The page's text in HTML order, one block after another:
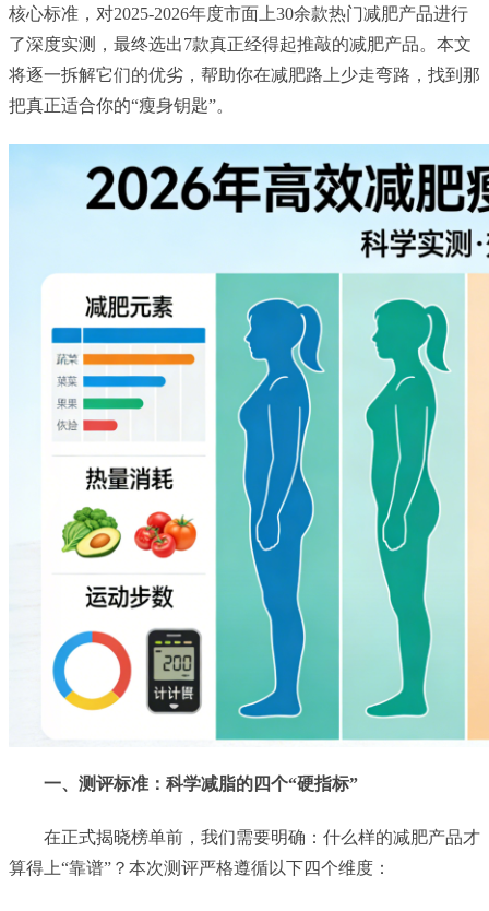
核心标准，对2025-2026年度市面上30余款热门减肥产品进行
了深度实测，最终选出7款真正经得起推敲的减肥产品。本文
将逐一拆解它们的优劣，帮助你在减肥路上少走弯路，找到那
把真正适合你的“瘦身钥匙”。
一、测评标准：科学减脂的四个“硬指标”
在正式揭晓榜单前，我们需要明确：什么样的减肥产品才
算得上“靠谱”？本次测评严格遵循以下四个维度：